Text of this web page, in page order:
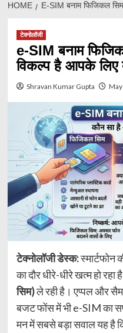
HOME E-SIM बनाम फिजिकल
टेक्नोलॉजी
e-SIM बनाम
विकल्प है आपके लिए
Shravan Kumar Gupta
टेक्नोलॉजी डेस्क:स्मार्टफोन
का दौर धीरे-धीरे खत्म हो
सिम)ले रही है। एप्पल और
बजट फोंस में भी e-SIM का
मन में सबसे बड़ा सवाल यह है